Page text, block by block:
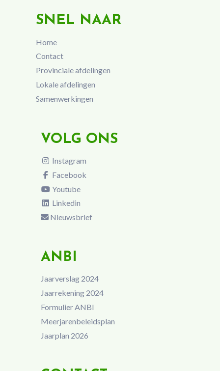
SNEL NAAR
Home
Contact
Provinciale afdelingen
Lokale afdelingen
Samenwerkingen
VOLG ONS
Instagram
Facebook
Youtube
Linkedin
Nieuwsbrief
ANBI
Jaarverslag 2024
Jaarrekening 2024
Formulier ANBI
Meerjarenbeleidsplan
Jaarplan 2026